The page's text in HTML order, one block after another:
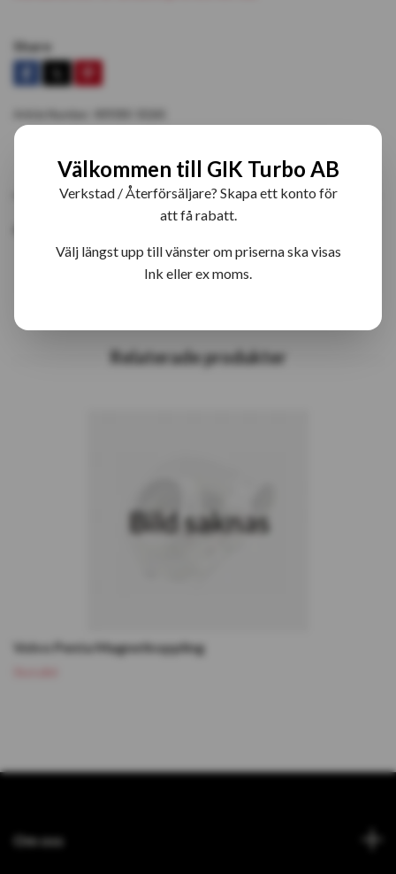
Share
PRODUKTBESKRIVNING RECENSIONER
Volvo Penta Magnetkoppling
Om oss
Välkommen till GIK Turbo AB
Verkstad / Återförsäljare? Skapa ett konto för
att få rabatt.
Välj längst upp till vänster om priserna ska visas
Ink eller ex moms.